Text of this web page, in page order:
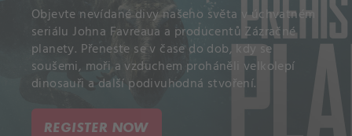
Objevte nevídané divy našeho světa v úchvatném
seriálu Johna Favreaua a producentů Zázračné
planety. Přeneste se v čase do dob, kdy se
soušemi, moři a vzduchem proháněli velkolepí
dinosauři a další podivuhodná stvoření.
REGISTER NOW